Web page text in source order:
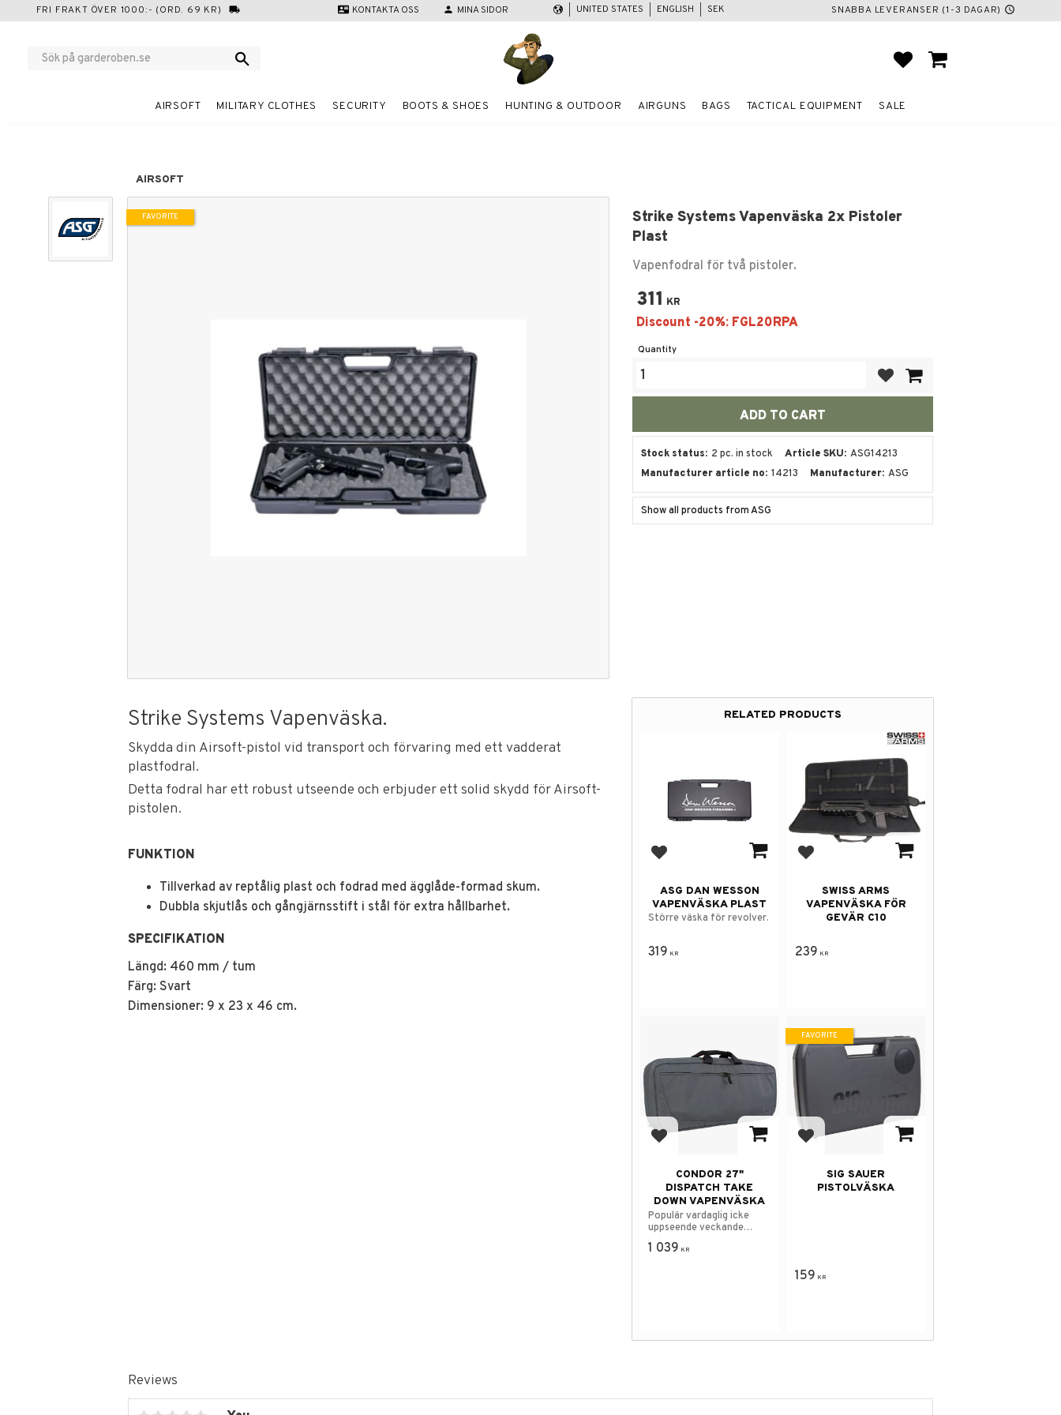
FRI FRAKT ÖVER 1000:- (ORD. 69 KR) local_shipping contact_mail KONTAKTA OSS person MINA SIDOR SNABBA LEVERANSER (1-3 DAGAR) schedule
UNITED STATES ENGLISH SEK
FAVORITES
BASKET
AIRSOFT MILITARY CLOTHES SECURITY BOOTS & SHOES HUNTING & OUTDOOR AIRGUNS BAGS TACTICAL EQUIPMENT SALE
AIRSOFT
Strike Systems Vapenväska 2x Pistoler
Plast
Vapenfodral för två pistoler.
FAVORITE
311 KR
Quantity
Stock status 2 pc. in stock Article SKU ASG14213
Manufacturer article no 14213 Manufacturer ASG
Show all products from ASG
Strike Systems Vapenväska.
Skydda din Airsoft-pistol vid transport och förvaring med ett vadderat
plastfodral.
Detta fodral har ett robust utseende och erbjuder ett solid skydd för Airsoft-
pistolen.
FUNKTION
Tillverkad av reptålig plast och fodrad med ägglåde-formad skum.
Dubbla skjutlås och gångjärnsstift i stål för extra hållbarhet.
SPECIFIKATION
Längd: 460 mm / tum
Färg: Svart
Dimensioner: 9 x 23 x 46 cm.
Reviews
RELATED PRODUCTS
Add to favorites
ASG DAN WESSON
VAPENVÄSKA PLAST
Större väska för revolver.
319 KR
Add to favorites
SWISS ARMS
VAPENVÄSKA FÖR
GEVÄR C10
239 KR
Add to favorites
CONDOR 27"
DISPATCH TAKE
DOWN VAPENVÄSKA
Populär vardaglig icke
uppseende veckande
vapenväska.
1 039 KR
Add to favorites
SIG SAUER
PISTOLVÄSKA
159 KR
FAVORITE